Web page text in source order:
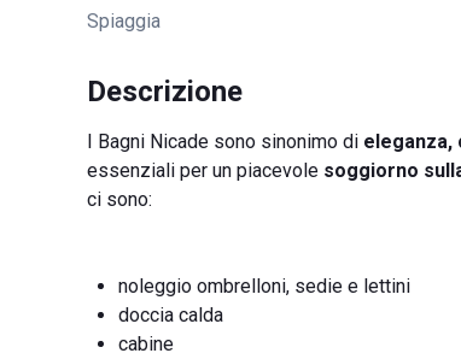
Spiaggia
Descrizione
I Bagni Nicade sono sinonimo di
essenziali per un piacevole soggiorno
ci sono:
noleggio ombrelloni, sedie e lettini
doccia calda
cabine